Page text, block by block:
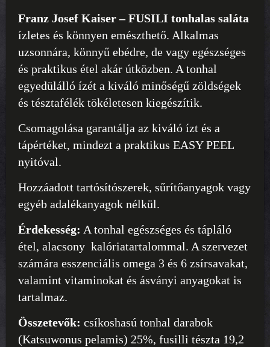
Franz Josef Kaiser – FUSILI tonhalas saláta
ízletes és könnyen emészthető. Alkalmas
uzsonnára, könnyű ebédre, de vagy egészséges
és praktikus étel akár útközben. A tonhal
egyedülálló ízét a kiváló minőségű zöldségek
és tésztafélék tökéletesen kiegészítik.
Csomagolása garantálja az kiváló ízt és a
tápértéket, mindezt a praktikus EASY PEEL
nyitóval.
Hozzáadott tartósítószerek, sűrítőanyagok vagy
egyéb adalékanyagok nélkül.
Érdekesség: A tonhal egészséges és tápláló
étel, alacsony kalóriatartalommal. A szervezet
számára esszenciális omega 3 és 6 zsírsavakat,
valamint vitaminokat és ásványi anyagokat is
tartalmaz.
Összetevők: csíkoshasú tonhal darabok
(Katsuwonus pelamis) 25%, fusilli tészta 19,2